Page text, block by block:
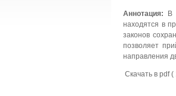
Аннотация: В
находятся в
законов
позволяет
направления
Скачать в pdf